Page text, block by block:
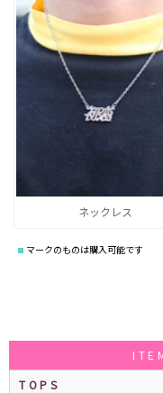
ネックレス
マークのものは購入可能です
TOPS